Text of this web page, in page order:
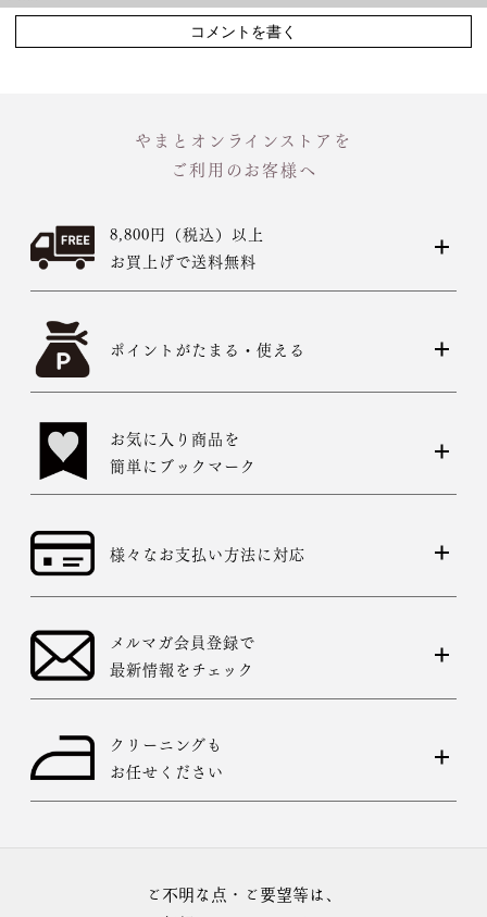
コメントを書く
やまとオンラインストアを
ご利用のお客様へ
8,800円（税込）以上
お買上げで送料無料
ポイントがたまる・使える
お気に入り商品を
簡単にブックマーク
様々なお支払い方法に対応
メルマガ会員登録で
最新情報をチェック
クリーニングも
お任せください
ご不明な点・ご要望等は、